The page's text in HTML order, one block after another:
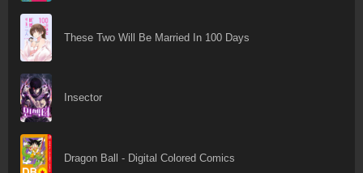
These Two Will Be Married In 100 Days
Insector
Dragon Ball - Digital Colored Comics